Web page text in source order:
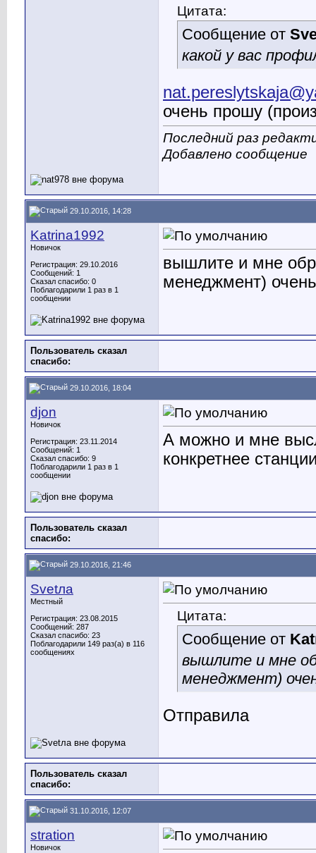
Цитата:
Сообщение от
какой у вас
очень прошу
Последний раз
Добавлено сообщение
29.10.2016, 14:28
Katrina1992
Новичок
Регистрация: 29.10.2016
Сообщений: 1
Сказал спасибо: 0
Поблагодарили 1 раз в 1
сообщении
вышлите и мне
менеджмент)
Пользователь сказал
cпасибо:
29.10.2016, 18:04
djon
Новичок
Регистрация: 23.11.2014
Сообщений: 1
Сказал спасибо: 9
Поблагодарили 1 раз в 1
сообщении
А можно и мне
конкретнее
Пользователь сказал
cпасибо:
29.10.2016, 21:46
Svetла
Местный
Регистрация: 23.08.2015
Сообщений: 287
Сказал спасибо: 23
Поблагодарили 149 раз(а) в 116
сообщениях
Цитата:
Сообщение от
вышлите и мне
менеджмент)
Отправила
Пользователь сказал
cпасибо:
31.10.2016, 12:07
stration
Новичок